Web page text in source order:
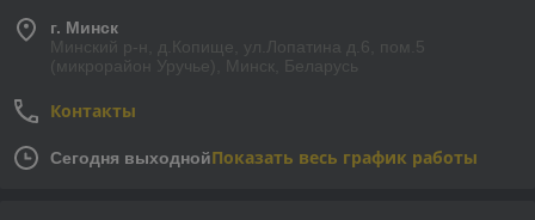
г. Минск
Минский р-н, д.Копище, ул.Лопатина д.6, пом.5
(микрорайон Уручье), Минск, Беларусь
Контакты
Сегодня выходнойПоказать весь график работы